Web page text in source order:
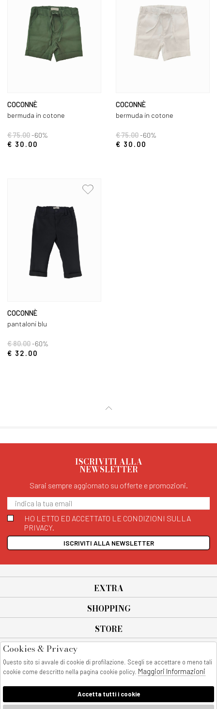
COCONNÈ
bermuda in cotone
€ 75.00-60%
€ 30.00
COCONNÈ
bermuda in cotone
€ 75.00-60%
€ 30.00
COCONNÈ
pantaloni blu
€ 80.00-60%
€ 32.00
ISCRIVITI ALLA
NEWSLETTER
Sarai sempre aggiornato su offerte e promozioni.
HO LETTO ED ACCETTATO LE CONDIZIONI SULLA
PRIVACY.
ISCRIVITI ALLA NEWSLETTER
EXTRA
SHOPPING
STORE
All rights reserved - © Copyright 2026
AnyAnyluxury srl - Sede Legale: Corso Vittorio Emanuele 90/A - 80053
castellammare di stabia - Italia
Cookies & Privacy
Questo sito si avvale di cookie di profilazione. Scegli se accettare o meno tali
cookie come descritto nella pagina cookie policy. Maggiori Informazioni
Accetta tutti i cookie